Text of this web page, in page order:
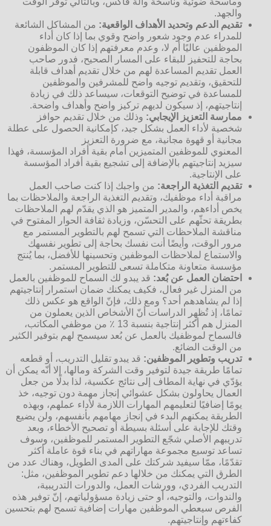
والجهد.
تقديم الدعم وتحديد الأهداف الواقعية: من المشاكل الشائعة
للمدراء عدم وجود شعور واضح وقوي بما إذا كان أداء
الموظفين عاليًا أم لا، وعدم معرفتهم إذا كان الموظفون
بحاجة للتحفيز للبقاء على المسار الصحيح، فدور صاحب
العمل تقديم المساعدة لهم من خلال تقديم أهداف قابلة
للتحقيق، وتقديم توجيه واضح للمشرفين والموظفين
للمساعدة في توضيح التوقعات، سيساعد ذلك في زيادة
إنتاجيتهم، إذ سيكون لديهم تركيز واضح وأهداف واضحة.
ممارسة التعزيز الإيجابي: وذلك من خلال تقديم حوافز
شخصية لأداء العمل بشكل جيد، كإمكانية الحصول على عطلة
مجانية أو قهوة مجانية، مع ضرورة التعزيز
المعنوي للموظفين المتميزين أمام بقية أفراد المؤسسة، فهذا
سيزيد إنتاجيتهم بالإضافة إلى تشجيع بقية أفراد المؤسسة
على الإنتاجية.
تقديم التغذية الراجعة: من واجبك إذا كنت صاحب العمل
مراقبة أداء موظفيك، وتقديم التغذية الراجعة والملاحظات بما
يخص أداءهم، والمدير المتميز هو الذي يقدّم لهم الملاحظات
بطريقة تحثّهم على التحسّن، وزيادة ثقافة الحوار المفتوح في
مناقشة الملاحظات التي تسمح لهم بالتطوير المستمر مع
مرور الوقت، وأيضًا أنت نفسك بحاجة إلى تطوير نفسهك
والاستماع لملاحظات الموظفين وتحسينها للأفضل، بما يُنتج
مؤسسة متعاونة متكاملة تسعى للتطوير المستمر.
احتضان العمل عن بُعد: قد يبدو لك السماح للموظفين بالعمل
من المنزل غير فعال، فكيف يمكنك ضمان استمرار إنتاجيتهم
إذا لم يشاهدهم أحد؟ ومع ذلك، فإنّ الواقع هو عكس ذلك
تمامًا، إذ تُظهِر الدراسات أنّ الأشخاص الذين يعملون من
المنزل هم أكثر إنتاجية بنسبة 13 ٪ من موظفي المكاتب،
فالسماح لموظفيك بالعمل عن بُعد سيسمح لهم بتوفير الكثير
من الوقت الضائع.
تدريب وتطوير الموظفين: قد يبدو تقليل التدريب، أو قطعه
تمامًا طريقة جيدة لتوفير وقت الشركة ومالها، إلا أنّه يمكن أن
يؤدّي في نهاية المطاف إلى نتائج عكسية، لذا بدلًا من جعل
العمال يحاولون بشكل عشوائي إنجاز مهمة دون توجيه، خذ
يومًا إضافيًا لتعليمهم المهارات اللازمة لأداء عملهم، وبهذه
الطريقة يمكنهم البدء في إنجاز مهامهم بأنفسهم، ولن يضيع
وقتك للإجابة على أسئلة بسيطة أو تصحيح الأخطاء، وبعد
تدريبهم الأصلي شجّع التطوير المستمر للموظفين، وسوف
تساعد توسيع مجموعة مهاراتهم في بناء قوة عاملة أكثر
تقدّمًا، ممّا سيفيد شركتك على المدى الطويل، وهناك عدد من
الطرق التي يمكنك من خلالها دعم تطوير الموظفين، مثل:
التدريب الفردي، وورشات العمل، والدورات التدريبية،
والندوات، والتوجيه، أو حتى زيادة مسؤولياتهم، إنّ توفير هذه
الفرص سيعطي الموظفين مهارات إضافية تسمح لهم بتحسين
كفاءتهم وإنتاجيتهم.